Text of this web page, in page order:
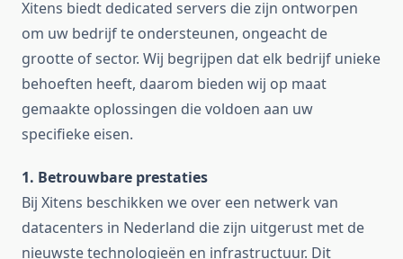
Xitens biedt dedicated servers die zijn ontworpen
om uw bedrijf te ondersteunen, ongeacht de
grootte of sector. Wij begrijpen dat elk bedrijf unieke
behoeften heeft, daarom bieden wij op maat
gemaakte oplossingen die voldoen aan uw
specifieke eisen.
1. Betrouwbare prestaties
Bij Xitens beschikken we over een netwerk van
datacenters in Nederland die zijn uitgerust met de
nieuwste technologieën en infrastructuur. Dit